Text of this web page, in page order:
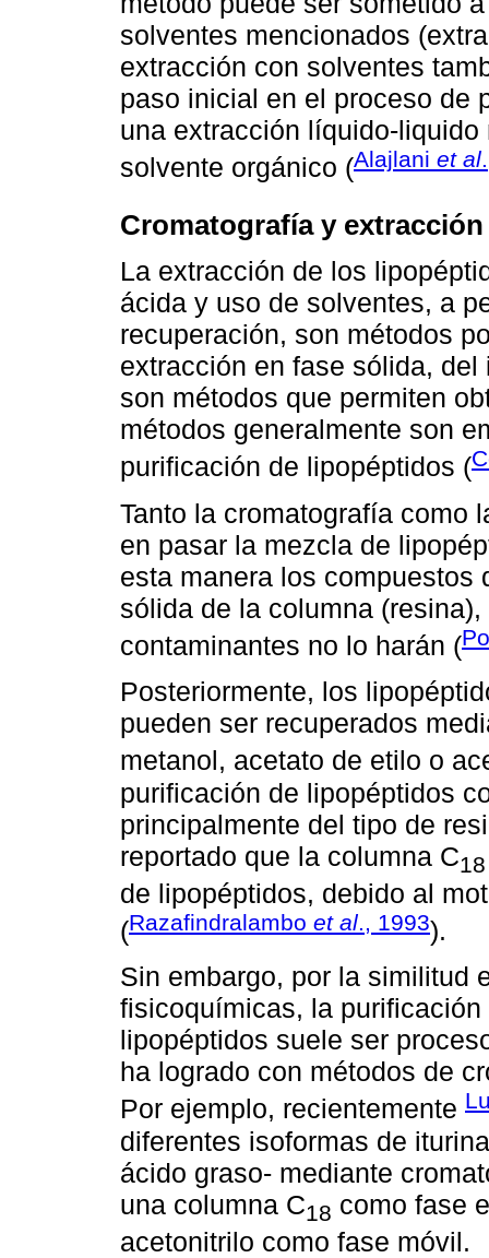
solventes mencionados
extracción con solventes
paso inicial en el proceso de
una extracción líquido-
solvente orgánico (Alajlani et al
Cromatografía y
La extracción de los
ácida y uso de solventes, a
recuperación, son métodos
extracción en fase sólida,
son métodos que permiten
métodos generalmente son
purificación de lipopéptidos (
Tanto la cromatografía como
en pasar la mezcla de
esta manera los compuestos
sólida de la columna
contaminantes no lo harán (
Posteriormente, los
pueden ser recuperados
metanol, acetato de etilo o
purificación de lipopéptidos
principalmente del tipo de
reportado que la columna C18
de lipopéptidos, debido al
(Razafindralambo et al., 1993).
Sin embargo, por la similitud
fisicoquímicas, la
lipopéptidos suele ser
ha logrado con métodos de
Por ejemplo, recientemente
diferentes isoformas de
ácido graso- mediante
una columna C18 como fase
acetonitrilo como fase móvil.